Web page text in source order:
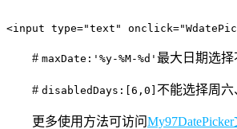
<input type="text"
# maxDate:'%y-%M-%d' 最大日期选
# disabledDays:[6,0] 不能选择周六
更多使用方法可访问